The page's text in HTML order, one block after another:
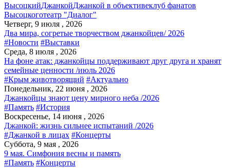
ВысоцкийДжанкойДжанкой в объективеклуб фанатов
Высоцкоготеатр "Диалог"
Четверг, 9 июля , 2026
Два мира, согретые творчеством джанкойцев/ 2026
#Новости #Выставки
Среда, 8 июля , 2026
На фоне атак: джанкойцы поддерживают друг друга и хранят
семейные ценности /июль 2026
#Крым животворящий #Актуально
Понедельник, 22 июня , 2026
Джанкойцы знают цену мирного неба /2026
#Память #История
Воскресенье, 14 июня , 2026
Джанкой: жизнь сильнее испытаний /2026
#Джанкой в лицах #Концерты
Суббота, 9 мая , 2026
9 мая. Симфония весны и память
#Память #Концерты